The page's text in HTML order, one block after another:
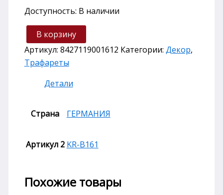
Доступность: В наличии
В корзину
Артикул: 8427119001612 Категории: Декор,
Трафареты
Детали
Страна ГЕРМАНИЯ
Артикул 2 KR-B161
Похожие товары